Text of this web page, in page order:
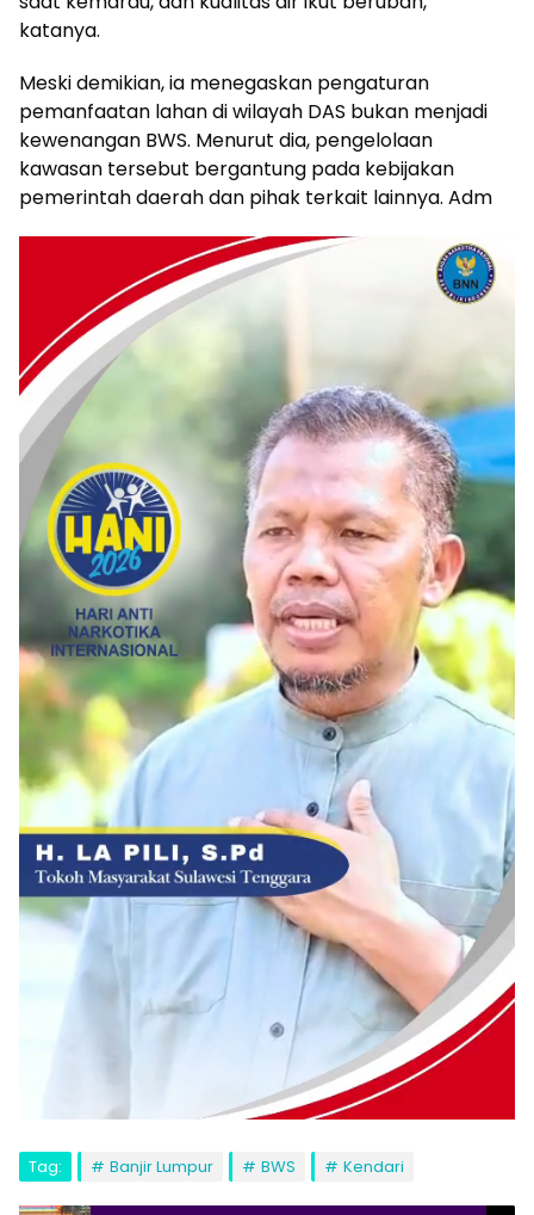
katanya.
Meski demikian, ia menegaskan pengaturan
pemanfaatan lahan di wilayah DAS bukan menjadi
kewenangan BWS. Menurut dia, pengelolaan
kawasan tersebut bergantung pada kebijakan
pemerintah daerah dan pihak terkait lainnya. Adm
Tag: Banjir Lumpur BWS Kendari